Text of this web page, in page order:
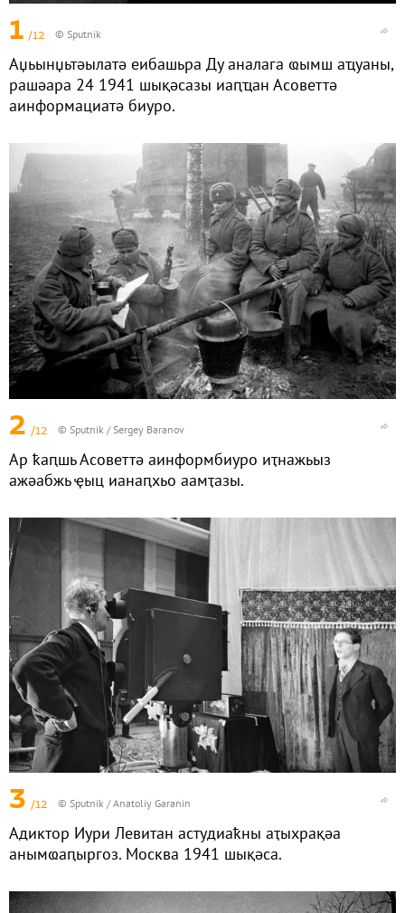
1 /12 © Sputnik
Аџьынџьтәылатә еибашьра Ду аналага ҩымш аҵуаны,
рашәара 24 1941 шықәсазы иаԥҵан Асоветтә
аинформациатә биуро.
2 /12 © Sputnik / Sergey Baranov
Ар ҟаԥшь Асоветтә аинформбиуро иҭнажьыз
ажәабжь ҿыц ианаԥхьо аамҭазы.
3 /12 © Sputnik / Anatoliy Garanin
Адиктор Иури Левитан астудиаҟны аҭыхрақәа
анымҩаԥыргоз. Москва 1941 шықәса.